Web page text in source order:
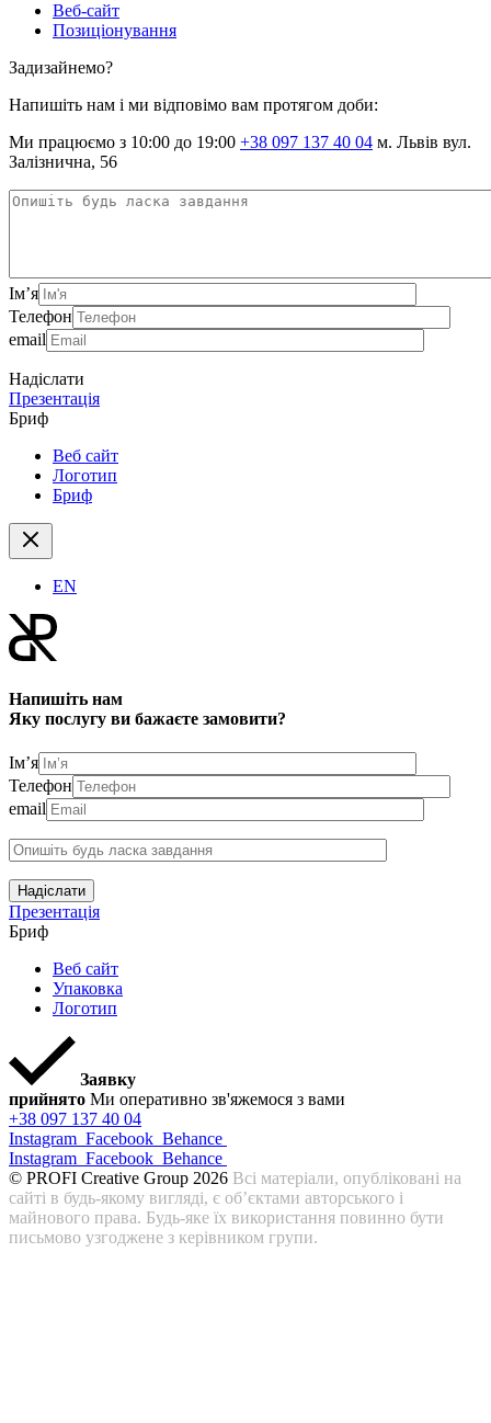
Веб-сайт
Позиціонування
Задизайнемо?
Напишіть нам і ми відповімо вам протягом доби:
Ми працюємо з 10:00 до 19:00 +38 097 137 40 04 м. Львів вул.
Залізнична, 56
Ім’я
Телефон
email
Надіслати
Презентація
Бриф
Веб сайт
Логотип
Бриф
EN
Напишіть нам
Яку послугу ви бажаєте замовити?
Ім’я
Телефон
email
Надіслати
Презентація
Бриф
Веб сайт
Упаковка
Логотип
Заявку
прийнято Ми оперативно зв'яжемося з вами
+38 097 137 40 04
Instagram Facebook Behance
Instagram Facebook Behance
© PROFI Creative Group 2026 Всі матеріали, опубліковані на
сайті в будь-якому вигляді, є об’єктами авторського і
майнового права. Будь-яке їх використання повинно бути
письмово узгоджене з керівником групи.